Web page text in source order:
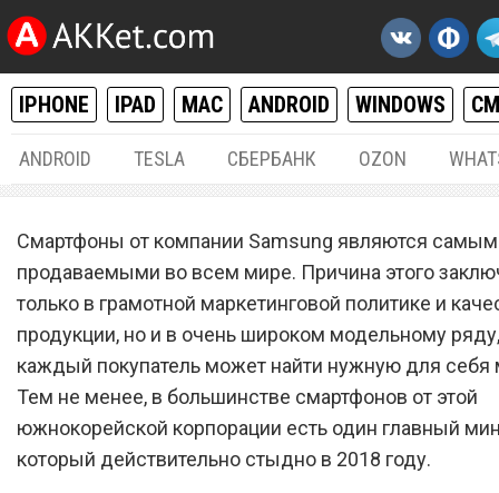
IPHONE IPAD MAC ANDROID WINDOWS
ANDROID TESLA СБЕРБАНК OZON
Главный минус
смартфонов Samsung, за
который стыдно в 2018
Смартфоны от компании Samsung являются
продаваемыми во всем мире. Причина этого
только в грамотной маркетинговой политике и
продукции, но и в очень широком модельному
каждый покупатель может найти нужную для себя
Тем не менее, в большинстве смартфонов от этой
южнокорейской корпорации есть один главный
который действительно стыдно в 2018 году.